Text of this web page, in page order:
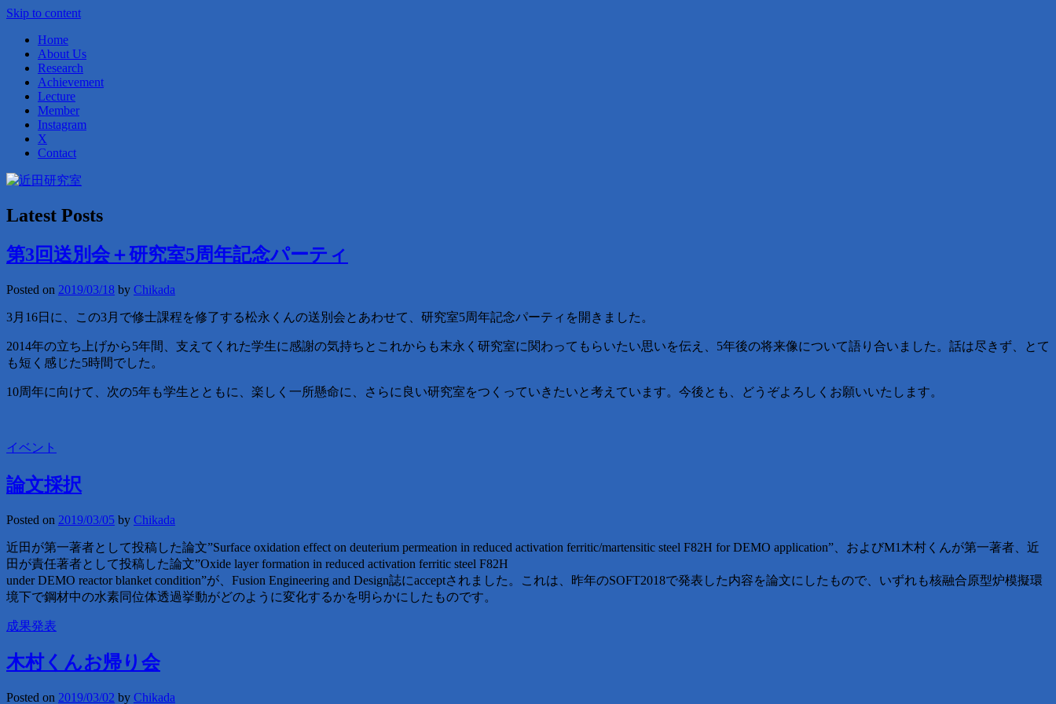
Skip to content
Home
About Us
Research
Achievement
Lecture
Member
Instagram
X
Contact
近田研究室
Latest Posts
第3回送別会＋研究室5周年記念パーティ
Posted on 2019/03/18 by Chikada
3月16日に、この3月で修士課程を修了する松永くんの送別会とあわせて、研究室5周年記念パーティを開きました。
2014年の立ち上げから5年間、支えてくれた学生に感謝の気持ちとこれからも末永く研究室に関わってもらいたい思いを伝え、5年後の将来像について語り合いました。話は尽きず、とて
も短く感じた5時間でした。
10周年に向けて、次の5年も学生とともに、楽しく一所懸命に、さらに良い研究室をつくっていきたいと考えています。今後とも、どうぞよろしくお願いいたします。
イベント
論文採択
Posted on 2019/03/05 by Chikada
近田が第一著者として投稿した論文”Surface oxidation effect on deuterium permeation in reduced activation ferritic/martensitic steel F82H for DEMO application”、およびM1木村くんが第一著者、近
田が責任著者として投稿した論文”Oxide layer formation in reduced activation ferritic steel F82H
under DEMO reactor blanket condition”が、Fusion Engineering and Design誌にacceptされました。これは、昨年のSOFT2018で発表した内容を論文にしたもので、いずれも核融合原型炉模擬環
境下で鋼材中の水素同位体透過挙動がどのように変化するかを明らかにしたものです。
成果発表
木村くんお帰り会
Posted on 2019/03/02 by Chikada